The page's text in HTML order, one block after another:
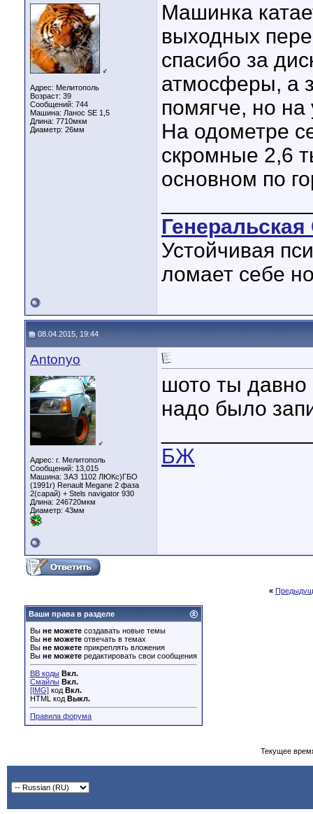
♂
Адрес: Мелитополь
Возраст: 39
Сообщений: 744
Машина: Ланос SE 1,5
Длина: 7710мкм
Диаметр: 26мм
Машинка
выходных
спасибо за
атмосферы, а
помягче, но на
На одометре
скромные 2,6
основном по
Устойчивая
ломает себе
08.04.2015, 19:44
Antonyo
♂
Адрес: г. Мелитополь
Сообщений: 13,015
Машина: ЗАЗ 1102 ЛЮКс)ГБО
(1991г) Renault Megane 2 фаза
2(сарай) + Stels navigator 930
Длина: 246720мкм
Диаметр: 43мм
шото ты
надо было
БЖ
«
Ваши права в разделе
Вы не можете создавать новые темы
Вы не можете отвечать в темах
Вы не можете прикреплять вложения
Вы не можете редактировать свои сообщения
BB коды Вкл.
Смайлы Вкл.
[IMG] код Вкл.
HTML код Выкл.
Правила форума
Текущее